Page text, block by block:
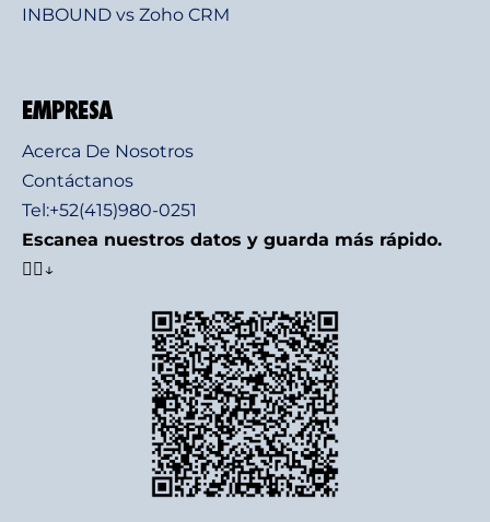
INBOUND vs Zoho CRM
EMPRESA
Acerca De Nosotros
Contáctanos
Tel:+52(415)980-0251
Escanea nuestros datos y guarda más rápido.
👇🏻↓